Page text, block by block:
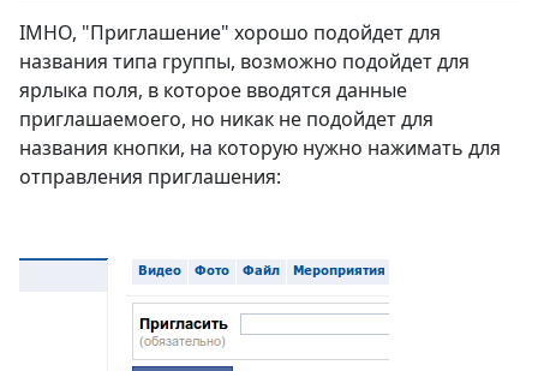
IMHO, "Приглашение" хорошо подойдет для
названия типа группы, возможно подойдет для
ярлыка поля, в которое вводятся данные
приглашаемоего, но никак не подойдет для
названия кнопки, на которую нужно нажимать для
отправления приглашения: